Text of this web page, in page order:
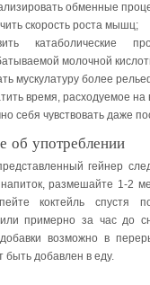
обменные
скорость роста мышц;
катаболические
молочной
мускулатуру более
время, расходуемое на
себя чувствовать даже
об употреблении
гейнер
напиток, размешайте 1-2
коктейль спустя
примерно за час до
добавки возможно в
быть добавлен в еду.